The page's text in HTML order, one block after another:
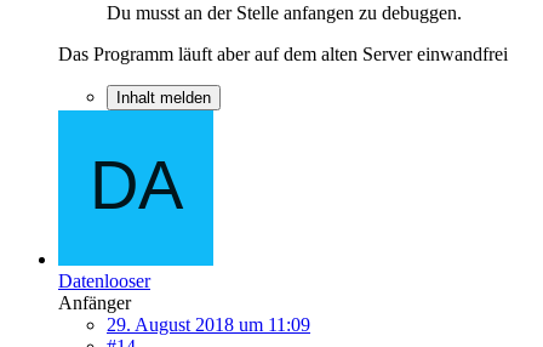
Du musst an der Stelle anfangen zu debuggen.
Das Programm läuft aber auf dem alten Server einwandfrei
Inhalt melden
Datenlooser
Anfänger
29. August 2018 um 11:09